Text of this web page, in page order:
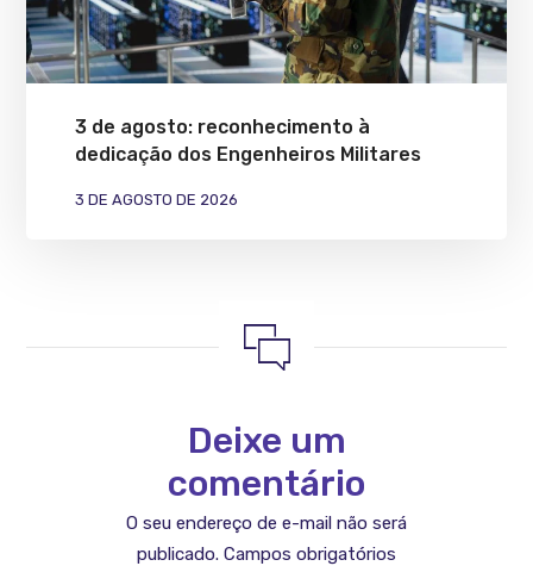
3 de agosto: reconhecimento à
dedicação dos Engenheiros Militares
3 DE AGOSTO DE 2026
Deixe um
comentário
O seu endereço de e-mail não será
publicado. Campos obrigatórios